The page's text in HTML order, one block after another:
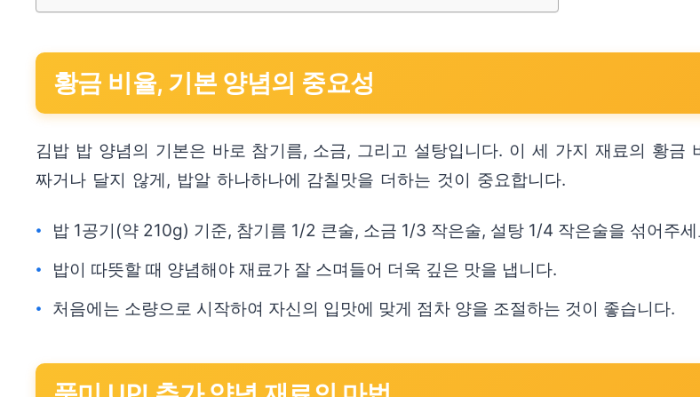
황금 비율, 기본 양념의 중요성
김밥 밥 양념의 기본은 바로 참기름, 소금, 그리고 설탕입니다. 이 세 가지 재료의 황금
짜거나 달지 않게, 밥알 하나하나에 감칠맛을 더하는 것이 중요합니다.
밥 1공기(약 210g) 기준, 참기름 1/2 큰술, 소금 1/3 작은술, 설탕 1/4 작은술을 섞어주세
밥이 따뜻할 때 양념해야 재료가 잘 스며들어 더욱 깊은 맛을 냅니다.
처음에는 소량으로 시작하여 자신의 입맛에 맞게 점차 양을 조절하는 것이 좋습니다.